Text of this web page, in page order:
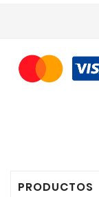
PRODUCTOS